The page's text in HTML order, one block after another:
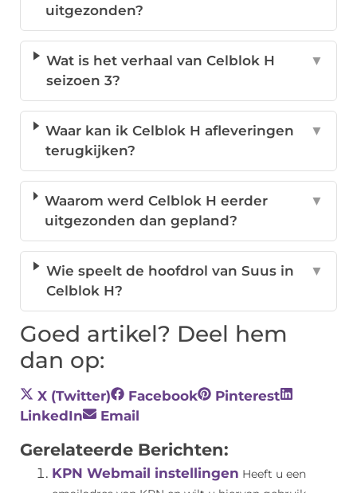
uitgezonden?
Wat is het verhaal van Celblok H
seizoen 3?
▼
Waar kan ik Celblok H afleveringen
terugkijken?
▼
Waarom werd Celblok H eerder
uitgezonden dan gepland?
▼
Wie speelt de hoofdrol van Suus in
Celblok H?
▼
Goed artikel? Deel hem
dan op:
X (Twitter) Facebook
Pinterest
LinkedIn
Email
Gerelateerde Berichten:
KPN Webmail instellingen Heeft u een